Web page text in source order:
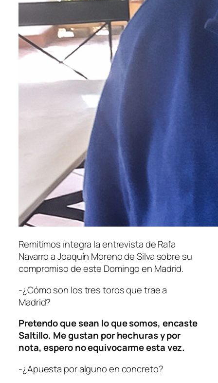
Remitimos íntegra la entrevista de Rafa
Navarro a Joaquín Moreno de Silva sobre su
compromiso de este Domingo en Madrid.
-¿Cómo son los tres toros que trae a
Madrid?
Pretendo que sean lo que somos, encaste
Saltillo. Me gustan por hechuras y por
nota, espero no equivocarme esta vez.
-¿Apuesta por alguno en concreto?